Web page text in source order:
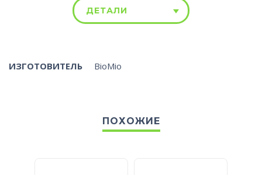
ДЕТАЛИ
ИЗГОТОВИТЕЛЬ BioMio
ПОХОЖИЕ